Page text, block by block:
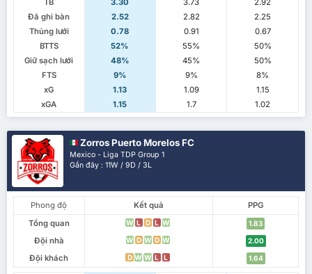
Đã ghi bàn
2.52 2.82
2.25
Thủng lưới
0.78 0.91
0.67
BTTS
52% 55%
50%
Giữ sạch lưới
48% 45%
50%
FTS
9% 9%
8%
xG
1.13 1.09
1.15
xGA
1.15 1.7 1.02
Zorros Puerto Morelos FC
Mexico - Liga TDP Group 1
Gần đây : 11W / 9D / 3L
Phong độ Kết quả
PPG
Tổng quan
W L D L W 1.83
Đội nhà W D W D W 2.00
Đội khách D W W L L 1.64